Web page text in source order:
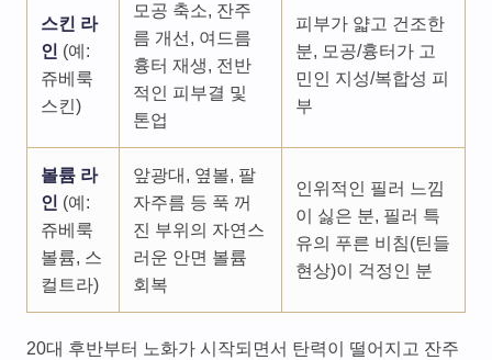
스킨 라
인 (예:
쥬베룩
스킨)
모공 축소, 잔주
름 개선, 여드름
흉터 재생, 전반
적인 피부결 및
톤업
피부가 얇고 건조한
분, 모공/흉터가 고
민인 지성/복합성 피
부
볼륨 라
인 (예:
쥬베룩
볼륨, 스
컬트라)
앞광대, 옆볼, 팔
자주름 등 푹 꺼
진 부위의 자연스
러운 안면 볼륨
회복
인위적인 필러 느낌
이 싫은 분, 필러 특
유의 푸른 비침(틴들
현상)이 걱정인 분
20대 후반부터 노화가 시작되면서 탄력이 떨어지고 잔주